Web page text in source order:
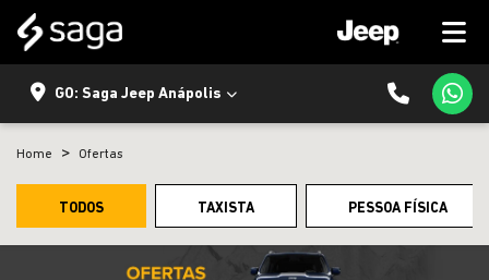
GO: Saga Jeep Anápolis
Home Ofertas
TODOS TAXISTA PESSOA FÍSICA